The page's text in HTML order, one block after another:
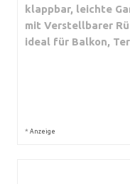
klappbar, leichte
mit Verstellbarer
ideal für Balkon,
* Anzeige